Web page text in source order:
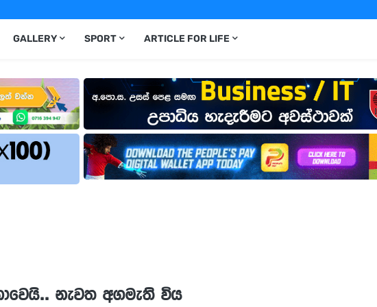
GALLERY SPORT ARTICLE FOR LIFE
නැවත අගමැති විය